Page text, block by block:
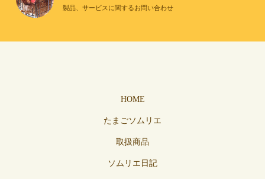
製品、サービスに関するお問い合わせ
HOME
たまごソムリエ
取扱商品
ソムリエ日記